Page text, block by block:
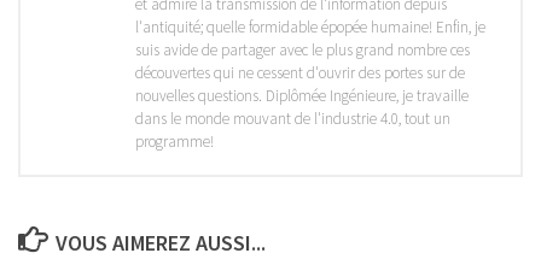
et admire la transmission de l'information depuis
l'antiquité; quelle formidable épopée humaine! Enfin, je
suis avide de partager avec le plus grand nombre ces
découvertes qui ne cessent d'ouvrir des portes sur de
nouvelles questions. Diplômée Ingénieure, je travaille
dans le monde mouvant de l'industrie 4.0, tout un
programme!
VOUS AIMEREZ AUSSI...